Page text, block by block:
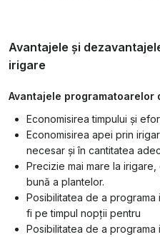
Avantajele și
irigare
Avantajele programatoarelor
Economisirea timpului și
Economisirea apei prin
necesar și în cantitatea
Precizie mai mare la
bună a plantelor.
Posibilitatea de a
fi pe timpul nopții pentru
Posibilitatea de a